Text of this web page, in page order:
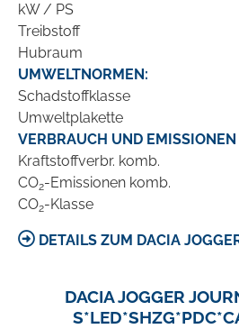
kW / PS
Treibstoff
Hubraum
UMWELTNORMEN:
Schadstoffklasse
Umweltplakette
VERBRAUCH UND
Kraftstoffverbr. komb.
CO2-Emissionen komb.
CO2-Klasse
DETAILS ZUM DACIA
DACIA JOGGER